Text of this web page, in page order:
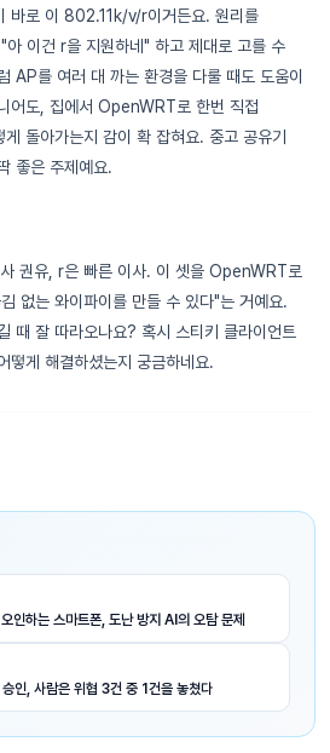
바로 이 802.11k/v/r이거든요. 원리를
아 이건 r을 지원하네" 하고 제대로 고를 수
AP를 여러 대 까는 환경을 다룰 때도 도움이
어도, 집에서 OpenWRT로 한번 직접
돌아가는지 감이 확 잡혀요. 중고 공유기
좋은 주제예요.
권유, r은 빠른 이사. 이 셋을 OpenWRT로
없는 와이파이를 만들 수 있다"는 거예요.
때 잘 따라오나요? 혹시 스티키 클라이언트
떻게 해결하셨는지 궁금하네요.
인하는 스마트폰, 도난 방지 AI의 오탐 문제
인, 사람은 위협 3건 중 1건을 놓쳤다